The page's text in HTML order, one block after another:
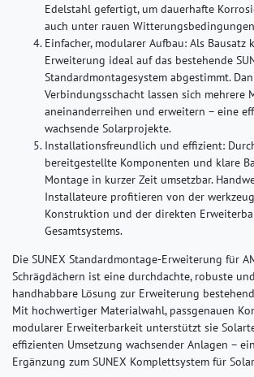
Edelstahl gefertigt, um dauerhafte
auch unter rauen
Einfacher, modularer Aufbau: Als Bausatz
Erweiterung ideal auf das bestehende
Standardmontagesystem abgestimmt.
Verbindungsschacht lassen sich mehrere
aneinanderreihen und erweitern – eine
wachsende Solarprojekte.
Installationsfreundlich und effizient:
bereitgestellte Komponenten und klare
Montage in kurzer Zeit umsetzbar.
Installateure profitieren von der
Konstruktion und der direkten
Gesamtsystems.
Die SUNEX Standardmontage-Erweiterung für
Schrägdächern ist eine durchdachte, robuste
handhabbare Lösung zur Erweiterung
Mit hochwertiger Materialwahl, passgenauen
modularer Erweiterbarkeit unterstützt sie
effizienten Umsetzung wachsender Anlagen –
Ergänzung zum SUNEX Komplettsystem für